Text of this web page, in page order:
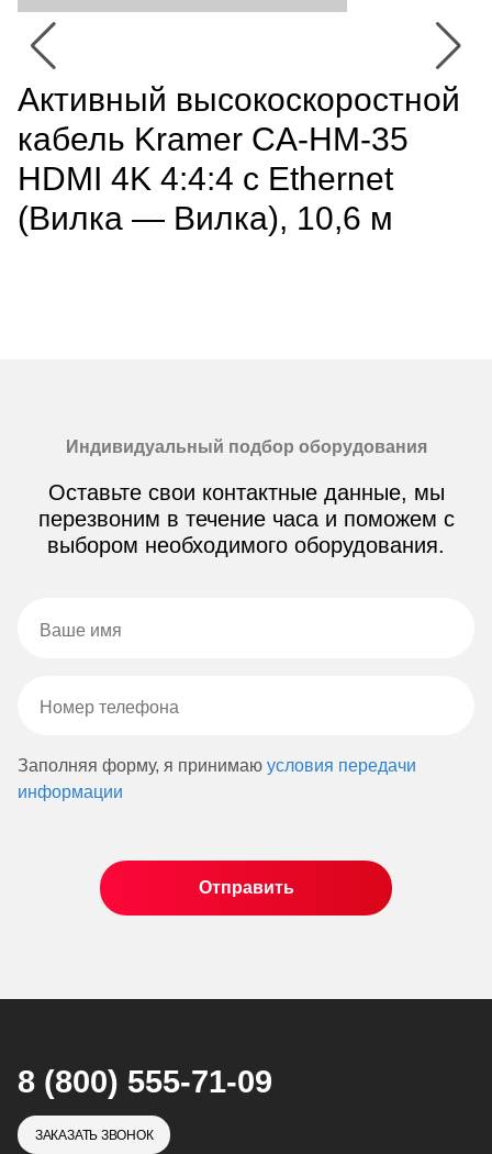
Активный высокоскоростной
кабель Kramer CA-HM-35
HDMI 4K 4:4:4 c Ethernet
(Вилка — Вилка), 10,6 м
Индивидуальный подбор оборудования
Оставьте свои контактные данные, мы
перезвоним в течение часа и поможем с
выбором необходимого оборудования.
Заполняя форму, я принимаю условия передачи
информации
8 (800) 555-71-09
ЗАКАЗАТЬ ЗВОНОК